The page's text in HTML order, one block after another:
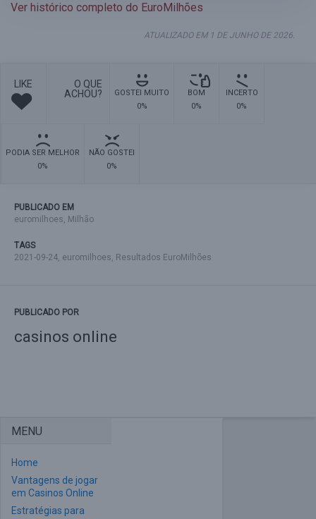
Ver histórico completo do EuroMilhões
ATUALIZADO EM 1 DE JUNHO DE 2026.
LIKE
O QUE
ACHOU?
GOSTEI MUITO
0%
BOM
0%
INCERTO
0%
PODIA SER MELHOR
0%
NÃO GOSTEI
0%
PUBLICADO EM
euromilhoes, Milhão
TAGS
2021-09-24, euromilhoes, Resultados EuroMilhões
PUBLICADO POR
casinos online
MENU
Home
Vantagens de jogar
em Casinos Online
Estratégias para